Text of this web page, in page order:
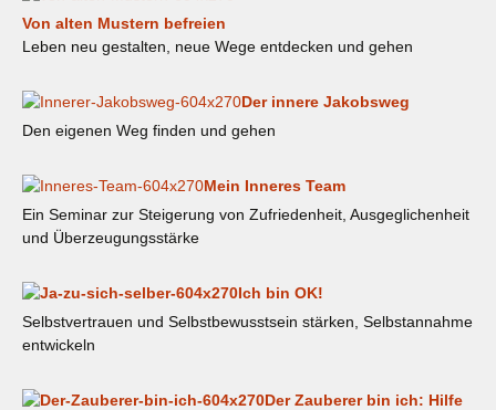
Von alten Mustern befreien
Leben neu gestalten, neue Wege entdecken und gehen
Der innere Jakobsweg
Den eigenen Weg finden und gehen
Mein Inneres Team
Ein Seminar zur Steigerung von Zufriedenheit, Ausgeglichenheit
und Überzeugungsstärke
Ich bin OK!
Selbstvertrauen und Selbstbewusstsein stärken, Selbstannahme
entwickeln
Der Zauberer bin ich: Hilfe